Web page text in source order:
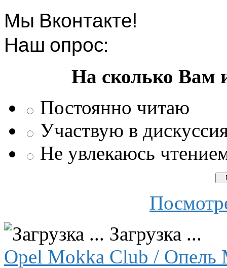
Мы Вконтакте!
Наш опрос:
На сколько Вам
Постоянно читаю
Участвую в
Не увлекаюсь
Загрузка ...
Opel Mokka Club / Опель